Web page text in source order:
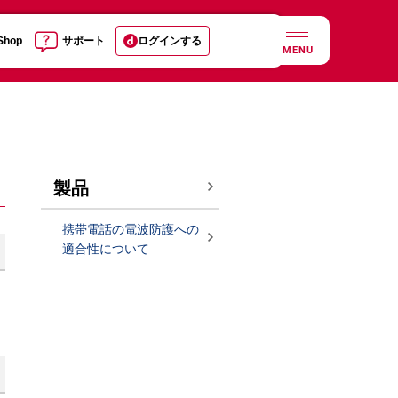
サポート ログインする
MENU
製品
携帯電話の電波防護への
適合性について